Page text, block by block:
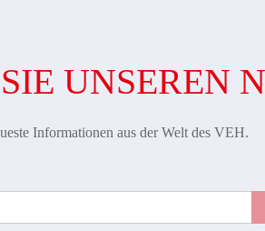
UNSEREN
Informationen aus der Welt des VEH.